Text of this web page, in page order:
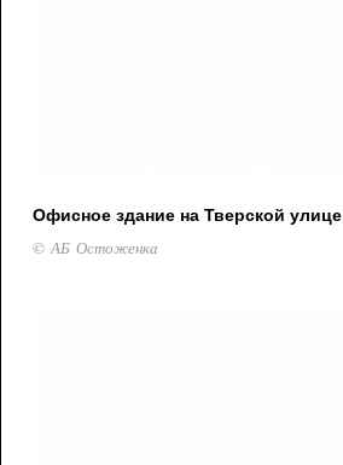
Офисное здание на Тверской улице
© АБ Остоженка